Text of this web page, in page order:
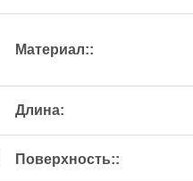
Материал::
Длина:
Поверхность::